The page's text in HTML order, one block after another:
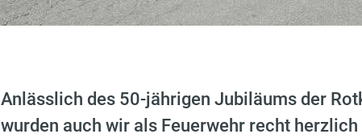
Anlässlich des 50-jährigen Jubiläums der
wurden auch wir als Feuerwehr recht